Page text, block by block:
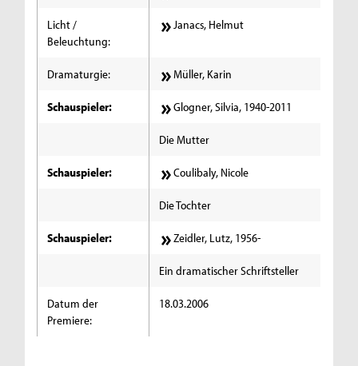
Licht /
Beleuchtung:
Janacs, Helmut
Dramaturgie: Müller, Karin
Schauspieler: Glogner, Silvia, 1940-2011
Die Mutter
Schauspieler: Coulibaly, Nicole
Die Tochter
Schauspieler: Zeidler, Lutz, 1956-
Ein dramatischer Schriftsteller
Datum der
Premiere:
18.03.2006